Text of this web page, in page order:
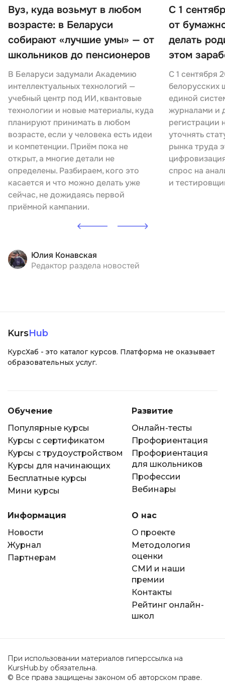
Вуз, куда возьмут в любом
возрасте: в Беларуси
собирают «лучшие умы» — от
школьников до пенсионеров
В Беларуси задумали Академию
интеллектуальных технологий —
учебный центр под ИИ, квантовые
технологии и новые материалы, куда
планируют принимать в любом
возрасте, если у человека есть идеи
и компетенции. Приём пока не
открыт, а многие детали не
определены. Разбираем, кого это
касается и что можно делать уже
сейчас, не дожидаясь первой
приёмной кампании.
С 1
от
делать
этом
С 1 сентября
белорусских
единой
журналами и
регистрации
уточнять
рынка труда
спрос на
и
Юлия Конавская
Редактор раздела новостей
KursHub
КурсХаб - это каталог курсов. Платформа не оказывает
образовательных услуг.
Обучение
Популярные курсы
Курсы с сертификатом
Курсы с трудоустройством
Курсы для начинающих
Бесплатные курсы
Мини курсы
Развитие
Онлайн-тесты
Профориентация
Профориентация
для школьников
Профессии
Вебинары
Информация
Новости
Журнал
Партнерам
О нас
О проекте
Методология
оценки
СМИ и наши
премии
Контакты
Рейтинг онлайн-
школ
При использовании материалов гиперссылка на
KursHub.by обязательна.
© Все права защищены законом об авторском праве.